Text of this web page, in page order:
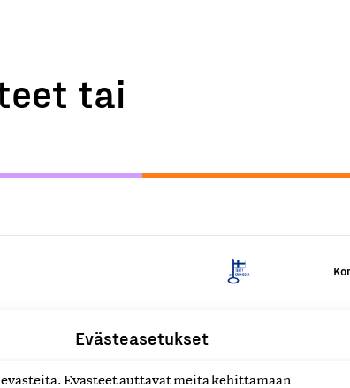
Evästeasetukset
Evästeet auttavat meitä kehittämään
tai
pelikorttipakat